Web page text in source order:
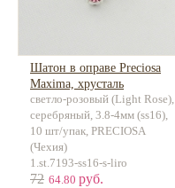
Шатон в оправе Preciosa
Maxima, хрусталь
светло-розовый (Light Rose),
серебряный, 3.8-4мм (ss16),
10 шт/упак, PRECIOSA
(Чехия)
1.st.7193-ss16-s-liro
72 64.80 руб.